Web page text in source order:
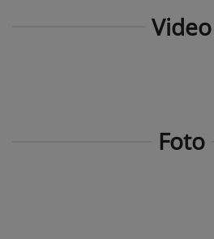
Video
Foto